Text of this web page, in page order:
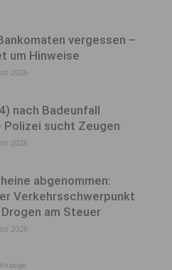
vergessen –
um Hinweise
2026
nach Badeunfall
Polizei sucht Zeugen
2026
abgenommen:
Verkehrsschwerpunkt
am Steuer
2026
Anzeige